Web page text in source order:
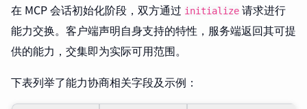
在 MCP 会话初始化阶段，双方通过 initialize 请求进行
能力交换。客户端声明自身支持的特性，服务端返回其可提
供的能力，交集即为实际可用范围。
下表列举了能力协商相关字段及示例：